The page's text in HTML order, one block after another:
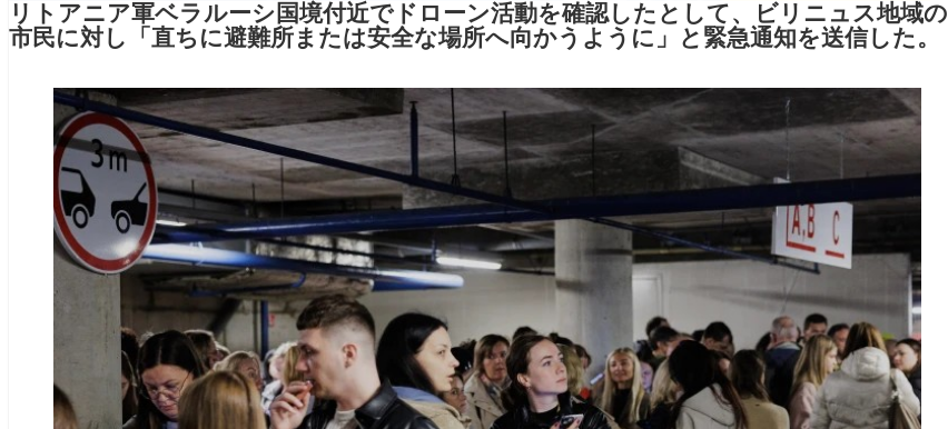
リトアニア軍ベラルーシ国境付近でドローン活動を確認したとして、ビリニュス地域の
市民に対し「直ちに避難所または安全な場所へ向かうように」と緊急通知を送信した。